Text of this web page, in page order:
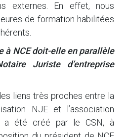
externes. En effet, nous
de formation habilitées
à NCE doit-elle en parallèle
Juriste d’entreprise
liens très proches entre la
NJE et l’association
a été créé par le CSN, à